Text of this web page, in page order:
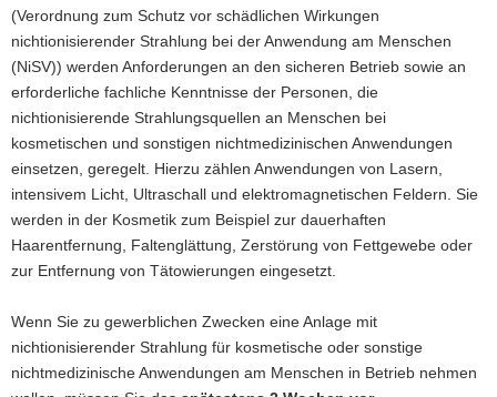
(Verordnung zum Schutz vor schädlichen Wirkungen
nichtionisierender Strahlung bei der Anwendung am Menschen
(NiSV)) werden Anforderungen an den sicheren Betrieb sowie an
erforderliche fachliche Kenntnisse der Personen, die
nichtionisierende Strahlungsquellen an Menschen bei
kosmetischen und sonstigen nichtmedizinischen Anwendungen
einsetzen, geregelt. Hierzu zählen Anwendungen von Lasern,
intensivem Licht, Ultraschall und elektromagnetischen Feldern. Sie
werden in der Kosmetik zum Beispiel zur dauerhaften
Haarentfernung, Faltenglättung, Zerstörung von Fettgewebe oder
zur Entfernung von Tätowierungen eingesetzt.
Wenn Sie zu gewerblichen Zwecken eine Anlage mit
nichtionisierender Strahlung für kosmetische oder sonstige
nichtmedizinische Anwendungen am Menschen in Betrieb nehmen